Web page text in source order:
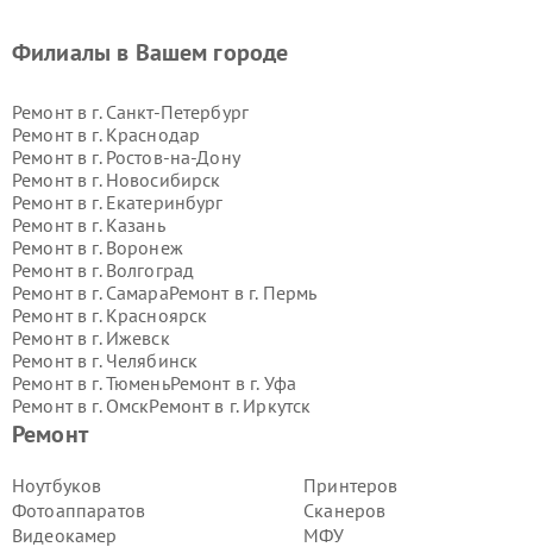
Ремонт
Ноутбуков
Фотоаппаратов
Видеокамер
Принтеров
Сканеров
МФУ
Филиалы в Вашем городе
Ремонт в г. Санкт-Петербург
Ремонт в г. Краснодар
Ремонт в г. Ростов-на-Дону
Ремонт в г. Новосибирск
Ремонт в г. Екатеринбург
Ремонт в г. Казань
Ремонт в г. Воронеж
Ремонт в г. Волгоград
Ремонт в г. СамараРемонт в г. Пермь
Ремонт в г. Красноярск
Ремонт в г. Ижевск
Ремонт в г. Челябинск
Ремонт в г.ТюменьРемонт в г. Уфа
Ремонт в г. ОмскРемонт в г. Иркутск
Ремонт в г.
Ремонт в г.
Ремонт в г.
Ремонт в г.
Ремонт в г.Хабаровск
Ремонт в г.Томск